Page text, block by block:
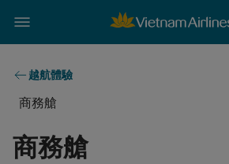
越航體驗
商務艙
商務艙